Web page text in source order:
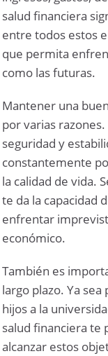
salud financiera
entre todos estos
que permita
como las futuras.
Mantener una
por varias
seguridad y
constantemente
la calidad de vida.
te da la capacidad
enfrentar
económico.
También es
largo plazo. Ya
hijos a la
salud financiera te
alcanzar estos